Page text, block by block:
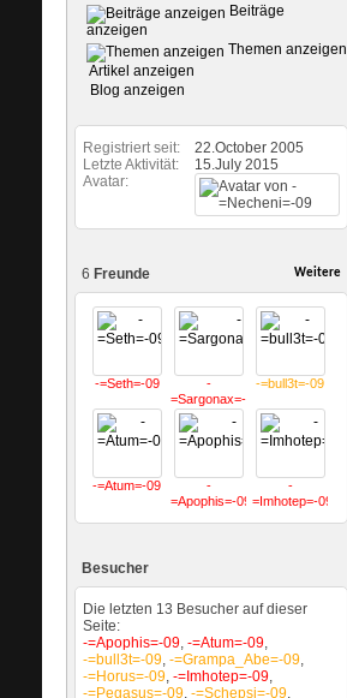
Beiträge
anzeigen
Themen anzeigen
Artikel anzeigen
Blog anzeigen
Registriert seit
22.October 2005
Letzte Aktivität
15.July 2015
Avatar
Weitere
6 Freunde
-=Seth=-09
-
=Sargonax=-09
-=bull3t=-09
-=Atum=-09
-
=Apophis=-09
-
=Imhotep=-09
Besucher
Die letzten 13 Besucher auf dieser
Seite:
-=Apophis=-09, -=Atum=-09,
-=bull3t=-09, -=Grampa_Abe=-09,
-=Horus=-09, -=Imhotep=-09,
-=Pegasus=-09, -=Schepsi=-09,